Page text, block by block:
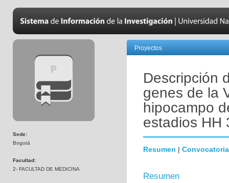
Sede:
Bogotá
Facultad:
2- FACULTAD DE MEDICINA
Proyectos
Descripción
genes de la
hipocampo
estadios HH
Resumen | Convocatoria
Resumen